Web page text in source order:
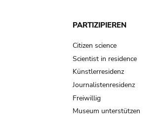
PARTIZIPIEREN
Citizen science
Scientist in residence
Künstlerresidenz
Journalistenresidenz
Freiwillig
Museum unterstützen